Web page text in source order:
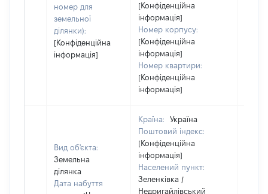
номер для
земельної
ділянки):
[Конфіденційна
інформація]
[Конфіденційна
інформація]
Номер корпусу:
[Конфіденційна
інформація]
Номер квартири:
[Конфіденційна
інформація]
Вид об'єкта:
Земельна
ділянка
Дата набуття
Країна:
Україна
Поштовий індекс:
[Конфіденційна
інформація]
Населений пункт:
Зеленківка /
Недригайлівський